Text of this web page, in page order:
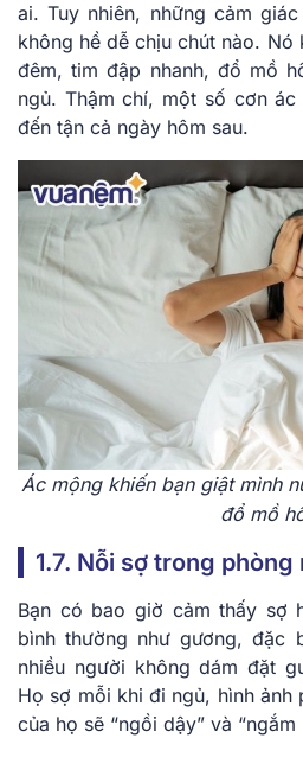
ai. Tuy nhiên, những cảm
không hề dễ chịu chút nào. Nó
đêm, tim đập nhanh, đổ mồ
ngủ. Thậm chí, một số cơn
đến tận cả ngày hôm sau.
Ác mộng khiến bạn giật mình
đổ mồ
1.7. Nỗi sợ trong
Bạn có bao giờ cảm thấy sợ
bình thường như gương, đặc
nhiều người không dám đặt
Họ sợ mỗi khi đi ngủ, hình ảnh
của họ sẽ “ngồi dậy” và “ngắm